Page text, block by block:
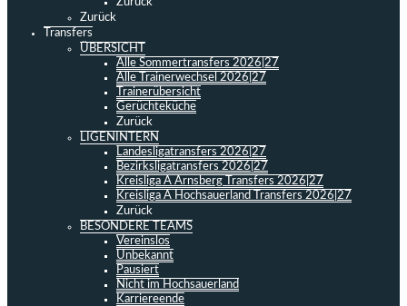
Zurück
Transfers
ÜBERSICHT
Alle Sommertransfers 2026|27
Alle Trainerwechsel 2026|27
Trainerübersicht
Gerüchteküche
Zurück
LIGENINTERN
Landesligatransfers 2026|27
Bezirksligatransfers 2026|27
Kreisliga A Arnsberg Transfers 2026|27
Kreisliga A Hochsauerland Transfers 2026|27
Zurück
BESONDERE TEAMS
Vereinslos
Unbekannt
Pausiert
Nicht im Hochsauerland
Karriereende